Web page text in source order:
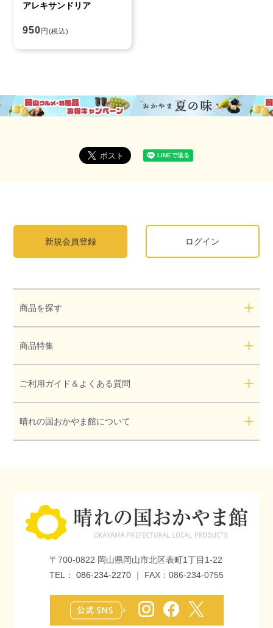
アレキサンドリア
950 円 (税込)
新規会員登録 ログイン
商品を探す
商品特集
ご利用ガイド＆よくある質問
晴れの国おかやま館について
〒700-0822 岡山県岡山市北区表町1丁目1-22
TEL： 086-234-2270 ｜ FAX：086-234-0755